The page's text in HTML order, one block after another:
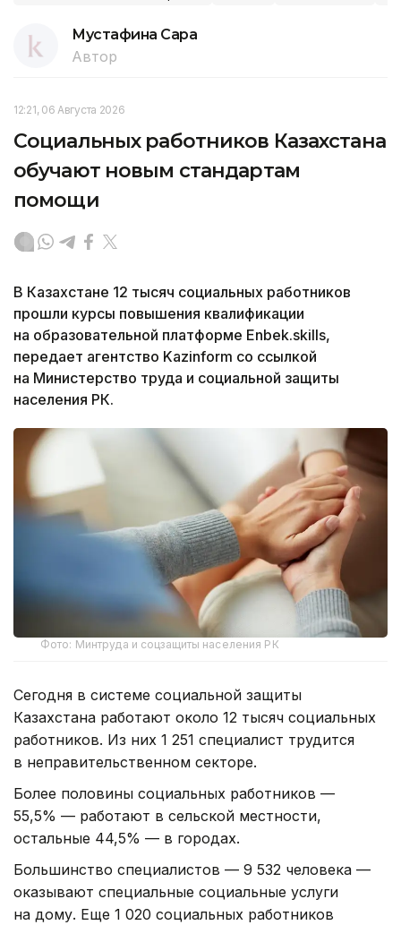
Мустафина Сара
Автор
12:21, 06 Августа 2026
Социальных работников Казахстана
обучают новым стандартам
помощи
В Казахстане 12 тысяч социальных работников
прошли курсы повышения квалификации
на образовательной платформе Enbek.skills,
передает агентство Kazinform со ссылкой
на Министерство труда и социальной защиты
населения РК.
Фото: Минтруда и соцзащиты населения РК
Сегодня в системе социальной защиты
Казахстана работают около 12 тысяч социальных
работников. Из них 1 251 специалист трудится
в неправительственном секторе.
Более половины социальных работников —
55,5% — работают в сельской местности,
остальные 44,5% — в городах.
Большинство специалистов — 9 532 человека —
оказывают специальные социальные услуги
на дому. Еще 1 020 социальных работников